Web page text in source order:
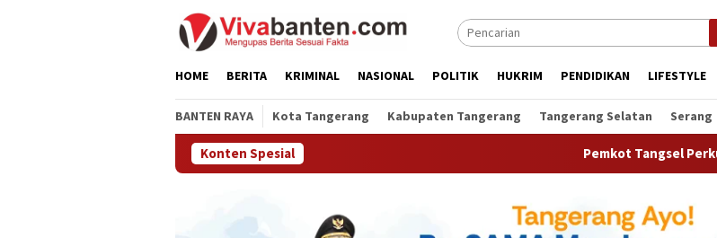
HOME BERITA KRIMINAL NASIONAL POLITIK HUKRIM PENDIDIKAN LIFESTYLE
BANTEN RAYA Kota Tangerang Kabupaten Tangerang Tangerang Selatan Serang
Konten Spesial Pemkot Tangsel Perkuat Sarana